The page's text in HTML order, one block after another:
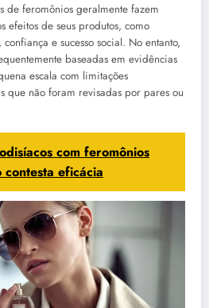
de feromônios geralmente fazem
efeitos de seus produtos, como
e sucesso social. No entanto,
baseadas em evidências
escala com limitações
que não foram revisadas por pares ou
com feromônios
eficácia